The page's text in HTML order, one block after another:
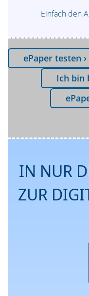
Einfach den
ePaper testen ›
Ich bin
IN NUR
ZUR